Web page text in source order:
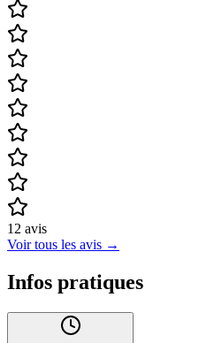
12 avis
Voir tous les avis →
Infos pratiques